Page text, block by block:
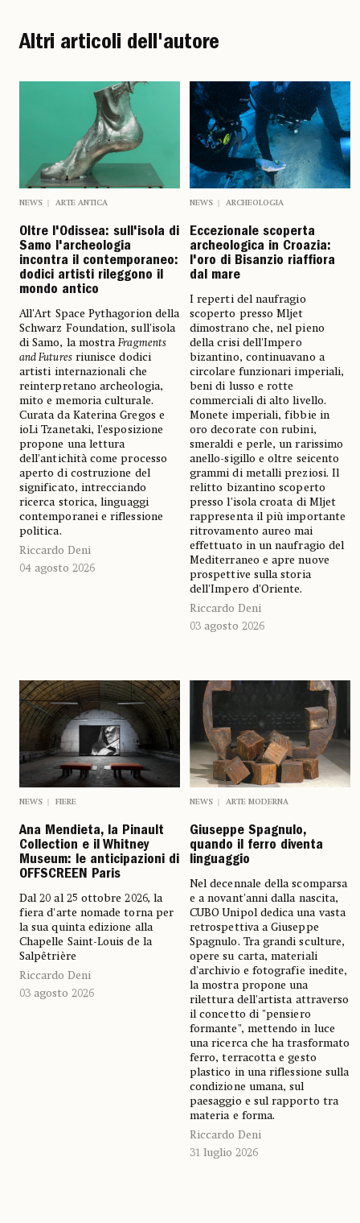
Altri articoli dell'autore
NEWS ARTE ANTICA
Oltre l'Odissea: sull'isola di
Samo l'archeologia
incontra il contemporaneo:
dodici artisti rileggono il
mondo antico
All'Art Space Pythagorion della
Schwarz Foundation, sull'isola
di Samo, la mostraFragments
and Futuresriunisce dodici
artisti internazionali che
reinterpretano archeologia,
mito e memoria culturale.
Curata da Katerina Gregos e
ioLi Tzanetaki, l'esposizione
propone una lettura
dell'antichità come processo
aperto di costruzione del
significato, intrecciando
ricerca storica, linguaggi
contemporanei e riflessione
politica.
Riccardo Deni
04 agosto 2026
NEWS ARCHEOLOGIA
Eccezionale scoperta
archeologica in Croazia:
l'oro di Bisanzio riaffiora
dal mare
I reperti del naufragio
scoperto presso Mljet
dimostrano che, nel pieno
della crisi dell'Impero
bizantino, continuavano a
circolare funzionari imperiali,
beni di lusso e rotte
commerciali di alto livello.
Monete imperiali, fibbie in
oro decorate con rubini,
smeraldi e perle, un rarissimo
anello-sigillo e oltre seicento
grammi di metalli preziosi. Il
relitto bizantino scoperto
presso l'isola croata di Mljet
rappresenta il più importante
ritrovamento aureo mai
effettuato in un naufragio del
Mediterraneo e apre nuove
prospettive sulla storia
dell'Impero d'Oriente.
Riccardo Deni
03 agosto 2026
NEWS FIERE
Ana Mendieta, la Pinault
Collection e il Whitney
Museum: le anticipazioni di
OFFSCREEN Paris
Dal 20 al 25 ottobre 2026, la
fiera d'arte nomade torna per
la sua quinta edizione alla
Chapelle Saint-Louis de la
Salpêtrière
Riccardo Deni
03 agosto 2026
NEWS ARTE MODERNA
Giuseppe Spagnulo,
quando il ferro diventa
linguaggio
Nel decennale della scomparsa
e a novant'anni dalla nascita,
CUBO Unipol dedica una vasta
retrospettiva a Giuseppe
Spagnulo. Tra grandi sculture,
opere su carta, materiali
d'archivio e fotografie inedite,
la mostra propone una
rilettura dell'artista attraverso
il concetto di "pensiero
formante", mettendo in luce
una ricerca che ha trasformato
ferro, terracotta e gesto
plastico in una riflessione sulla
condizione umana, sul
paesaggio e sul rapporto tra
materia e forma.
Riccardo Deni
31 luglio 2026